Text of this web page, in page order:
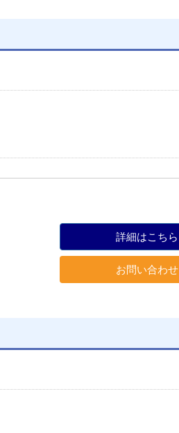
詳細はこちら
お問い合わせ